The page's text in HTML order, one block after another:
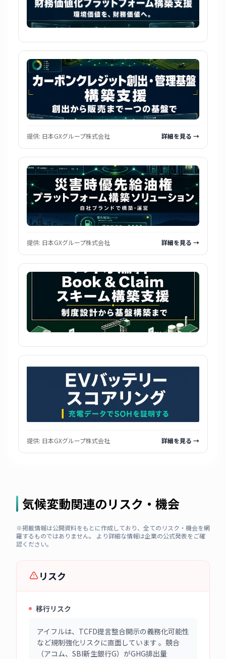
提供: 日本GXグループ株式会社 詳細を見る →
提供: 日本GXグループ株式会社 詳細を見る →
提供: 日本GXグループ株式会社 詳細を見る →
気候変動関連のリスク・機会
※掲載情報は公開資料をもとに作成しており、全てのリスク・機会を網
羅するものではありません。 より詳細な情報は企業の公式発表をご確
認ください。
リスク
移行リスク
アイフルは、TCFD提言整合開示の義務化可能性
など規制強化リスクに直面しています 。競合
（アコム、SBI新生銀行G）がGHG排出量